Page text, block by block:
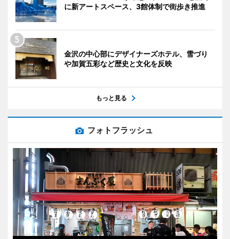
に新アートスペース、3館体制で街歩き推進
金沢の中心部にデザイナーズホテル、雪づり
や加賀五彩など歴史と文化を反映
もっと見る
フォトフラッシュ